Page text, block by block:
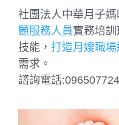
社團法人中華月子
顧服務人員實務培
技能， 打造月嫂職場
需求。
諮詢電話